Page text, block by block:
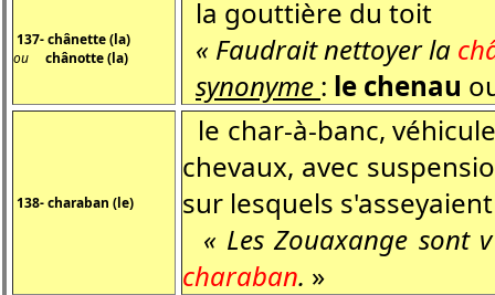
137- chânette (la)
ou chânotte (la)
la gouttière du toit
« Faudrait nettoyer la
synonyme : le chenau
138- charaban (le)
le char-à-banc,
chevaux, avec
sur lesquels
« Les Zouaxange sont
charaban. »